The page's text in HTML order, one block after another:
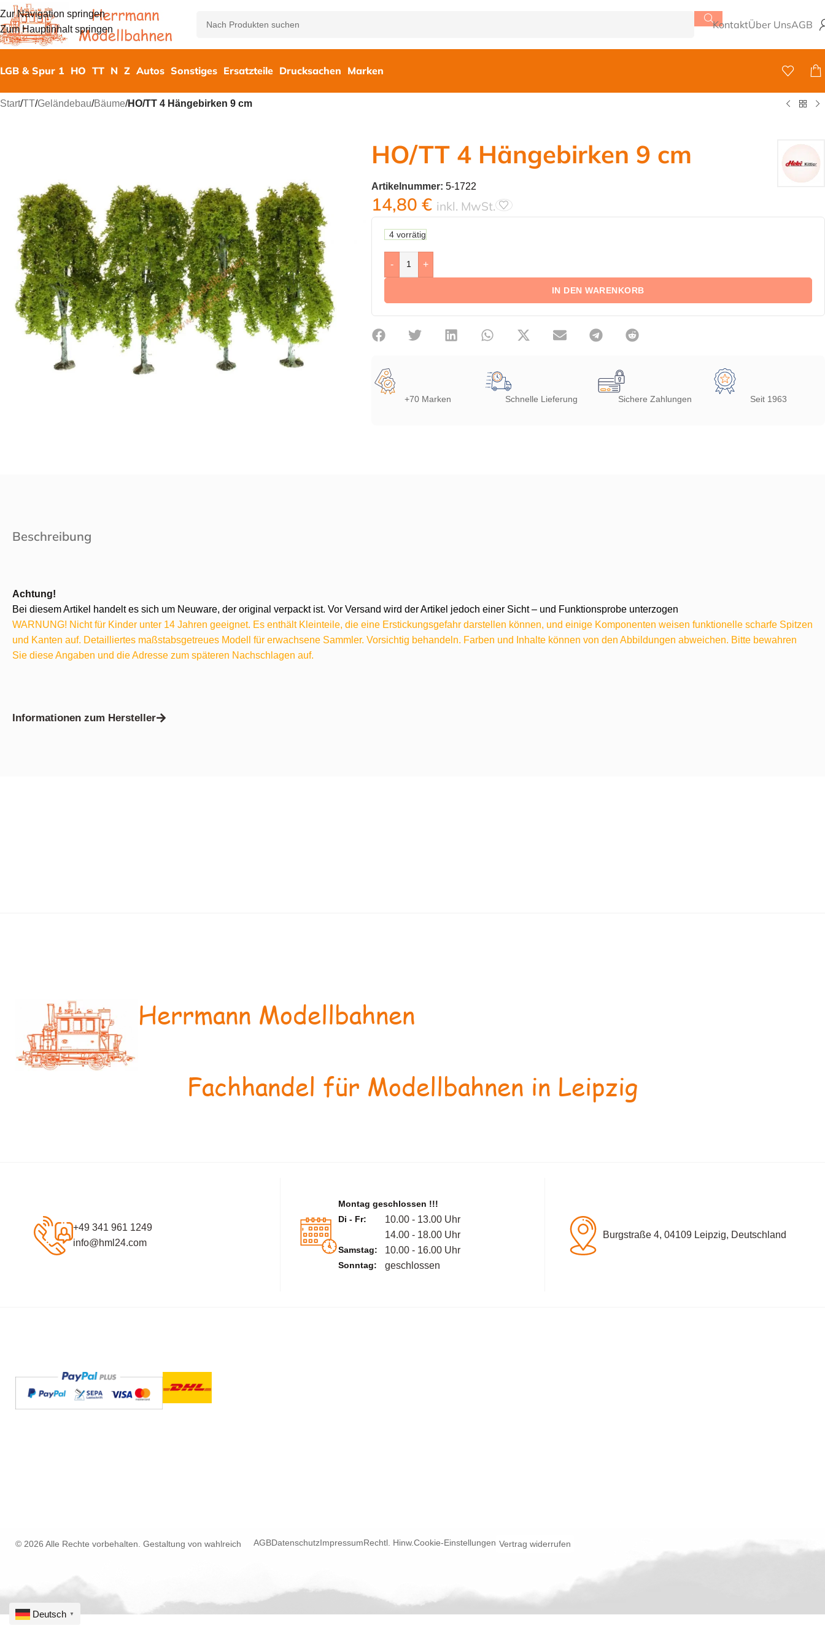
Zur Navigation springen
Zum Hauptinhalt springen
KontaktÜber UnsAGB
LGB & Spur 1 HO TT N Z Autos Sonstiges Ersatzteile Drucksachen Marken
Start/TT/Geländebau/Bäume/HO/TT 4 Hängebirken 9 cm
HO/TT 4 Hängebirken 9 cm
Artikelnummer: 5-1722
14,80 € inkl. MwSt.
4 vorrätig
- +
IN DEN WARENKORB
+70 Marken Schnelle Lieferung Sichere Zahlungen Seit 1963
Beschreibung
Achtung!
Bei diesem Artikel handelt es sich um Neuware, der original verpackt ist. Vor Versand wird der Artikel jedoch einer Sicht – und Funktionsprobe unterzogen
WARNUNG! Nicht für Kinder unter 14 Jahren geeignet. Es enthält Kleinteile, die eine Erstickungsgefahr darstellen können, und einige Komponenten weisen funktionelle scharfe Spitzen
und Kanten auf. Detailliertes maßstabsgetreues Modell für erwachsene Sammler. Vorsichtig behandeln. Farben und Inhalte können von den Abbildungen abweichen. Bitte bewahren
Sie diese Angaben und die Adresse zum späteren Nachschlagen auf.
Informationen zum Hersteller
Herrmann Modellbahnen
Fachhandel für Modellbahnen in Leipzig
+49 341 961 1249
info@hml24.com
Montag geschlossen !!!
Di - Fr:
10.00 - 13.00 Uhr
14.00 - 18.00 Uhr
Samstag: 10.00 - 16.00 Uhr
Sonntag: geschlossen
Burgstraße 4, 04109 Leipzig, Deutschland
© 2026 Alle Rechte vorbehalten. Gestaltung von wahlreich AGBDatenschutzImpressumRechtl. Hinw.Cookie-Einstellungen Vertrag widerrufen
Deutsch ▼